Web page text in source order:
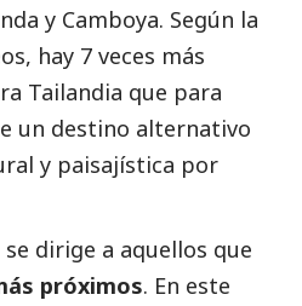
y Camboya. Según la
hay 7 veces más
Tailandia que para
un destino alternativo
y paisajística por
dirige a aquellos que
próximos. En este